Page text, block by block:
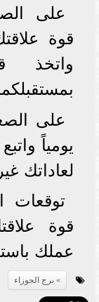
على
قوة
واتخذ
على
يومياً
لعاداتك
توقعات
قوة
عملك
برج الجوزاء